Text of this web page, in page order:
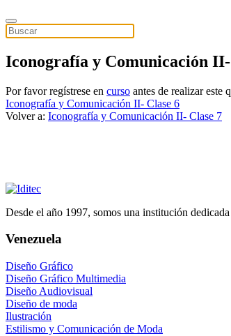
Iconografía y Comunicación
Por favor regístrese en curso antes de realizar este
Iconografía y Comunicación II- Clase 6
Volver a: Iconografía y Comunicación II- Clase 7
Desde el año 1997, somos una institución
Venezuela
Diseño Gráfico
Diseño Gráfico Multimedia
Diseño Audiovisual
Diseño de moda
Ilustración
Estilismo y Comunicación de Moda